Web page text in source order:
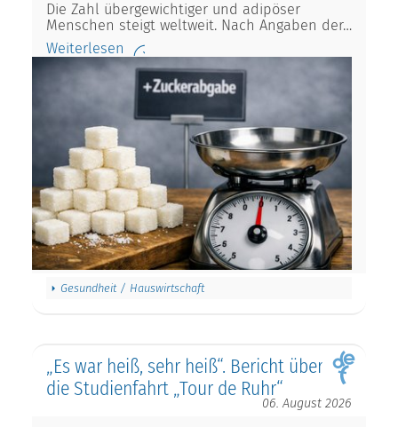
Die Zahl übergewichtiger und adipöser
Menschen steigt weltweit. Nach Angaben der…
Weiterlesen
Gesundheit / Hauswirtschaft
„Es war heiß, sehr heiß“. Bericht über
die Studienfahrt „Tour de Ruhr“
06. August 2026